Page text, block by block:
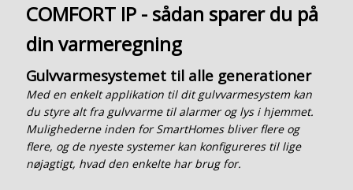
COMFORT IP - sådan sparer du på
din varmeregning
Gulvvarmesystemet til alle generationer
Med en enkelt applikation til dit gulvvarmesystem kan
du styre alt fra gulvvarme til alarmer og lys i hjemmet.
Mulighederne inden for SmartHomes bliver flere og
flere, og de nyeste systemer kan konfigureres til lige
nøjagtigt, hvad den enkelte har brug for.